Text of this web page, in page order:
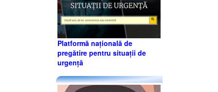
Platformă națională de
pregătire pentru situații de
urgență